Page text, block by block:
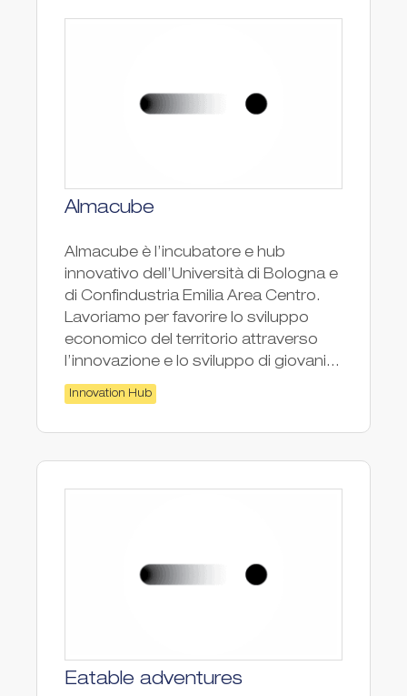
Almacube
Almacube è l’incubatore e hub
innovativo dell’Università di Bologna e
di Confindustria Emilia Area Centro.
Lavoriamo per favorire lo sviluppo
economico del territorio attraverso
l’innovazione e lo sviluppo di giovani...
Innovation Hub
Eatable adventures